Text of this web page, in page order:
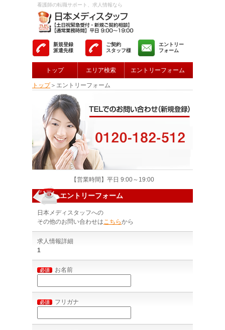
看護師の転職サポート、求人情報なら
新規登録
派遣先様
ご契約
スタッフ様
エントリー
フォーム
トップ エリア検索 エントリーフォーム
トップ＞エントリーフォーム
【営業時間】平日 9:00～19:00
エントリーフォーム
日本メディスタッフへの
その他のお問い合わせはこちらから
求人情報詳細
1
必須 お名前
必須 フリガナ